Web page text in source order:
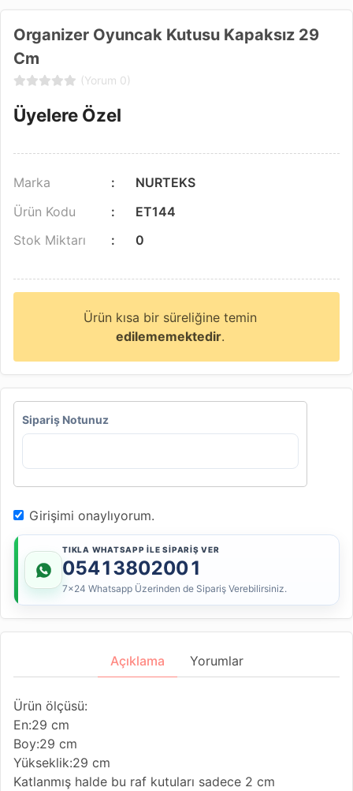
Organizer Oyuncak Kutusu Kapaksız 29
Cm
(Yorum 0)
Üyelere Özel
Marka
NURTEKS
Ürün Kodu
ET144
Stok Miktarı
0
Ürün kısa bir süreliğine temin
edilememektedir.
Sipariş Notunuz
Girişimi onaylıyorum.
TIKLA WHATSAPP İLE SİPARİŞ VER
05413802001
7x24 Whatsapp Üzerinden de Sipariş Verebilirsiniz.
Açıklama Yorumlar
Ürün ölçüsü:
En:29 cm
Boy:29 cm
Yükseklik:29 cm
Katlanmış halde bu raf kutuları sadece 2 cm